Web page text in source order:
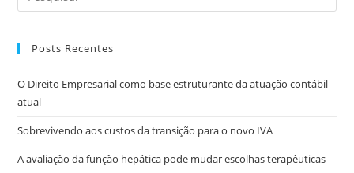
Posts Recentes
O Direito Empresarial como base estruturante da atuação contábil
atual
Sobrevivendo aos custos da transição para o novo IVA
A avaliação da função hepática pode mudar escolhas terapêuticas